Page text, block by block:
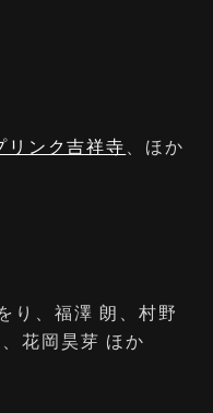
リンク吉祥寺 、ほか
り、福澤 朗、村野
花岡昊芽 ほか